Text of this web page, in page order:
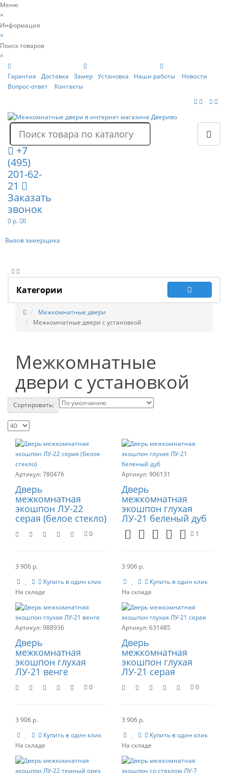
Меню
×
Информация
×
Поиск товаров
×
Гарантия Доставка Замер Установка Наши работы
Новости
Вопрос-ответ
Контакты
+7
(495)
201-62-
21
Заказать
звонок
0 р. 0
Вызов замерщика
Категории
Межкомнатные двери
Межкомнатные двери с установкой
Межкомнатные
двери с установкой
Сортировать:
780476
Дверь
межкомнатная
экошпон ЛУ-22
серая (белое стекло)
0
3 906 р.
Купить в один клик
906131
Дверь
межкомнатная
экошпон глухая
ЛУ-21 беленый дуб
1
3 906 р.
Купить в один клик
988936
Дверь
межкомнатная
экошпон глухая
ЛУ-21 венге
0
3 906 р.
Купить в один клик
631485
Дверь
межкомнатная
экошпон глухая
ЛУ-21 серая
0
3 906 р.
Купить в один клик